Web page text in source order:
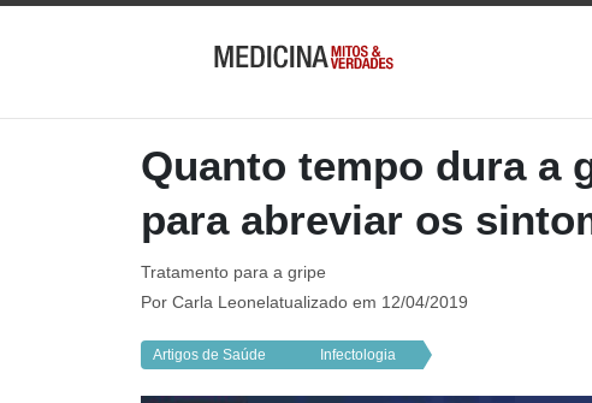
Quanto tempo dura a
para abreviar os
Tratamento para a gripe
Por Carla Leonelatualizado em 12/04/2019
Artigos de Saúde Infectologia